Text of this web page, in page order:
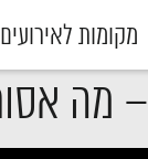
מקומות לאירועים